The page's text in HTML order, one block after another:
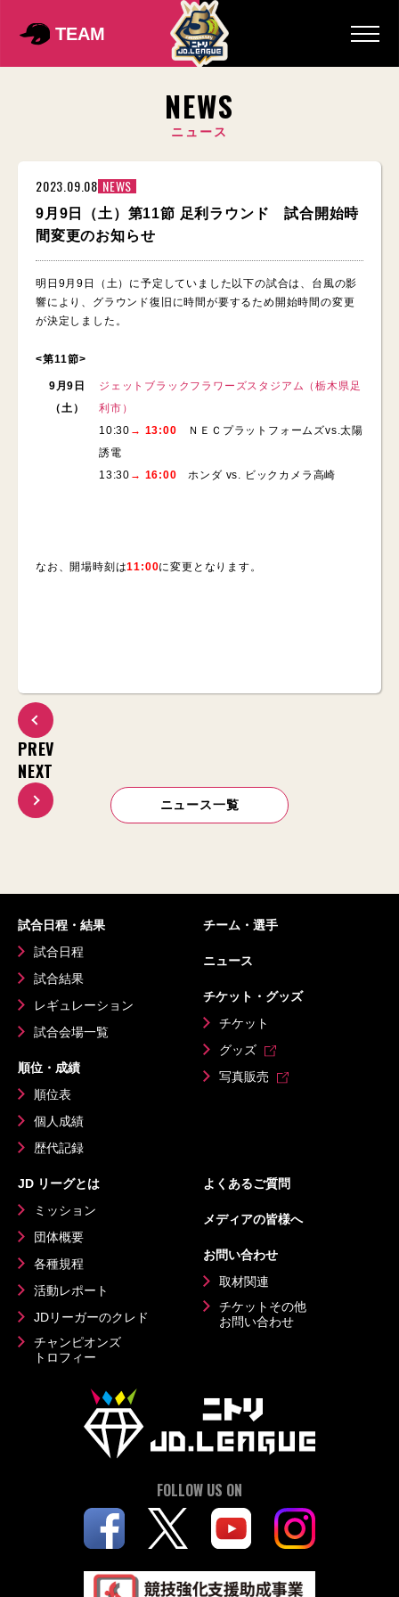
TEAM
NEWS
ニュース
2023.09.08 NEWS
9月9日（土）第11節 足利ラウンド 試合開始時
間変更のお知らせ
明日9月9日（土）に予定していました以下の試合は、台風の影
響により、グラウンド復旧に時間が要するため開始時間の変更
が決定しました。
<第11節>
9月9日
（土）
ジェットブラックフラワーズスタジアム（栃木県足
利市）
10:30 → 13:00 ＮＥＣプラットフォームズvs.太陽
誘電
13:30 → 16:00 ホンダ vs. ビックカメラ高崎
なお、開場時刻は11:00に変更となります。
PREV
ニュース一覧
NEXT
試合日程・結果
試合日程
試合結果
レギュレーション
試合会場一覧
順位・成績
順位表
個人成績
歴代記録
チーム・選手
ニュース
チケット・グッズ
チケット
グッズ
写真販売
JD リーグとは
ミッション
団体概要
各種規程
活動レポート
JDリーガーのクレド
チャンピオンズ
トロフィー
よくあるご質問
メディアの皆様へ
お問い合わせ
取材関連
チケットその他
お問い合わせ
FOLLOW US ON